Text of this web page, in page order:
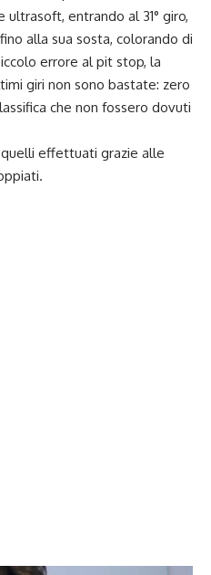
entrando al 31° giro,
alla sua sosta, colorando di
errore al pit stop, la
giri non sono bastate: zero
che non fossero dovuti
quelli effettuati grazie alle